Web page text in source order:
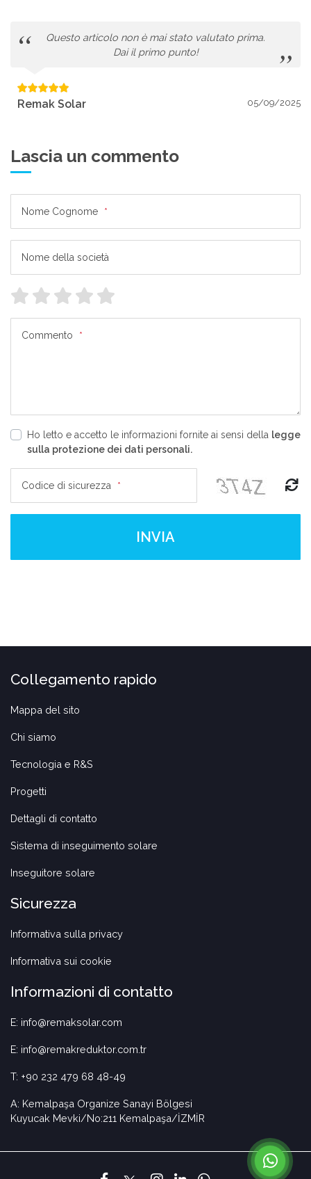
Questo articolo non è mai stato valutato prima.
Dai il primo punto!
05/09/2025
Remak Solar
Lascia un commento
Nome Cognome *
Nome della società
Commento *
Ho letto e accetto le informazioni fornite ai sensi della legge
sulla protezione dei dati personali.
Codice di sicurezza *
INVIA
Collegamento rapido
Mappa del sito
Chi siamo
Tecnologia e R&S
Progetti
Dettagli di contatto
Sistema di inseguimento solare
Inseguitore solare
Sicurezza
Informativa sulla privacy
Informativa sui cookie
Informazioni di contatto
E: info@remaksolar.com
E: info@remakreduktor.com.tr
T: +90 232 479 68 48-49
A: Kemalpaşa Organize Sanayi Bölgesi
Kuyucak Mevki/No:211 Kemalpaşa/İZMİR